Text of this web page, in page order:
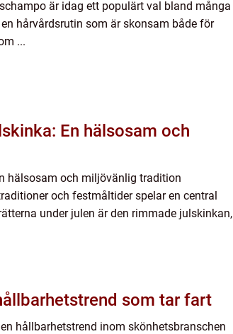
är idag ett populärt val bland många
hårvårdsrutin som är skonsam både för
...
En hälsosam och
hälsosam och miljövänlig tradition
och festmåltider spelar en central
under julen är den rimmade julskinkan,
som tar fart
hållbarhetstrend inom skönhetsbranschen